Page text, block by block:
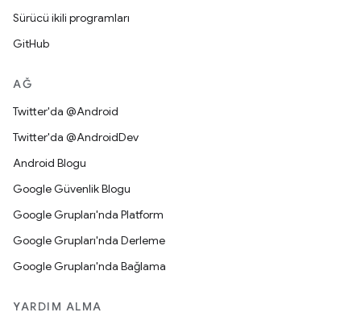
Sürücü ikili programları
GitHub
AĞ
Twitter'da @Android
Twitter'da @AndroidDev
Android Blogu
Google Güvenlik Blogu
Google Grupları'nda Platform
Google Grupları'nda Derleme
Google Grupları'nda Bağlama
YARDIM ALMA